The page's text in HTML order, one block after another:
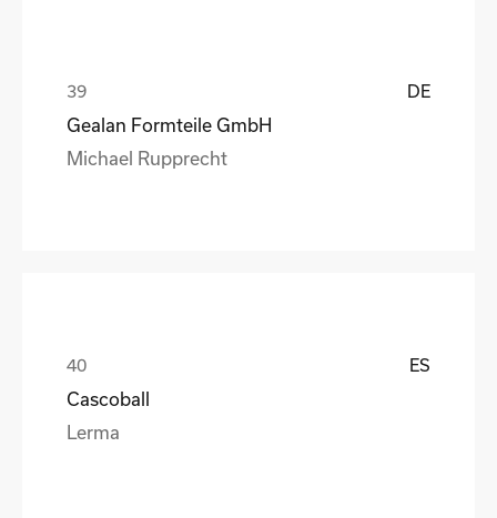
DE
Gealan Formteile GmbH
Michael Rupprecht
ES
Cascoball
Lerma